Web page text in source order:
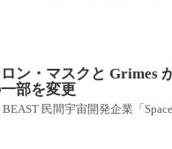
ン・マスクと Grimes
部を変更
BEAST 民間宇宙開発企業「